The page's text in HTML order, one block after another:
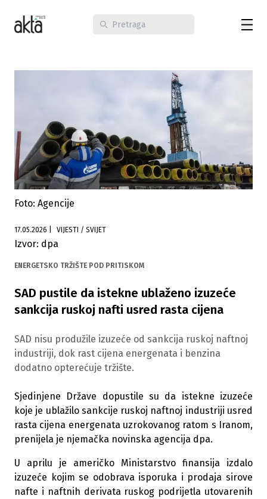
Foto: Agencije
17.05.2026 VIJESTI / SVIJET
Izvor: dpa
ENERGETSKO TRŽIŠTE POD PRITISKOM
SAD pustile da istekne ublaženo izuzeće
sankcija ruskoj nafti usred rasta cijena
SAD nisu produžile izuzeće od sankcija ruskoj naftnoj
industriji, dok rast cijena energenata i benzina
dodatno opterećuje tržište.
Sjedinjene Države dopustile su da istekne izuzeće
koje je ublažilo sankcije ruskoj naftnoj industriji usred
rasta cijena energenata uzrokovanog ratom s Iranom,
prenijela je njemačka novinska agencija dpa.
U aprilu je američko Ministarstvo finansija izdalo
izuzeće kojim se odobrava isporuka i prodaja sirove
nafte i naftnih derivata ruskog podrijetla utovarenih